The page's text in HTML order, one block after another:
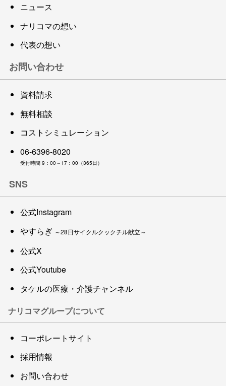
ニュース
ナリコマの想い
代表の想い
お問い合わせ
資料請求
無料相談
コストシミュレーション
06-6396-8020
受付時間 9：00～17：00（365日）
SNS
公式Instagram
やすらぎ ～28日サイクルクックチル献立～
公式X
公式Youtube
タケルの医療・介護チャンネル
ナリコマグループについて
コーポレートサイト
採用情報
お問い合わせ